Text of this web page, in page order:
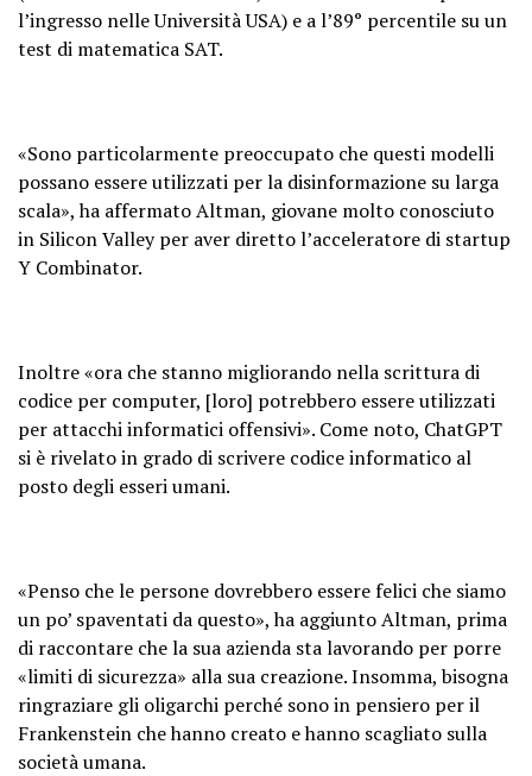
l’ingresso nelle Università USA) e a l’89° percentile su un
test di matematica SAT.
«Sono particolarmente preoccupato che questi modelli
possano essere utilizzati per la disinformazione su larga
scala», ha affermato Altman, giovane molto conosciuto
in Silicon Valley per aver diretto l’acceleratore di startup
Y Combinator.
Inoltre «ora che stanno migliorando nella scrittura di
codice per computer, [loro] potrebbero essere utilizzati
per attacchi informatici offensivi». Come noto, ChatGPT
si è rivelato in grado di scrivere codice informatico al
posto degli esseri umani.
«Penso che le persone dovrebbero essere felici che siamo
un po’ spaventati da questo», ha aggiunto Altman, prima
di raccontare che la sua azienda sta lavorando per porre
«limiti di sicurezza» alla sua creazione. Insomma, bisogna
ringraziare gli oligarchi perché sono in pensiero per il
Frankenstein che hanno creato e hanno scagliato sulla
società umana.